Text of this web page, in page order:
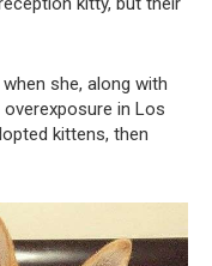
she, along with
in Los
kittens, then